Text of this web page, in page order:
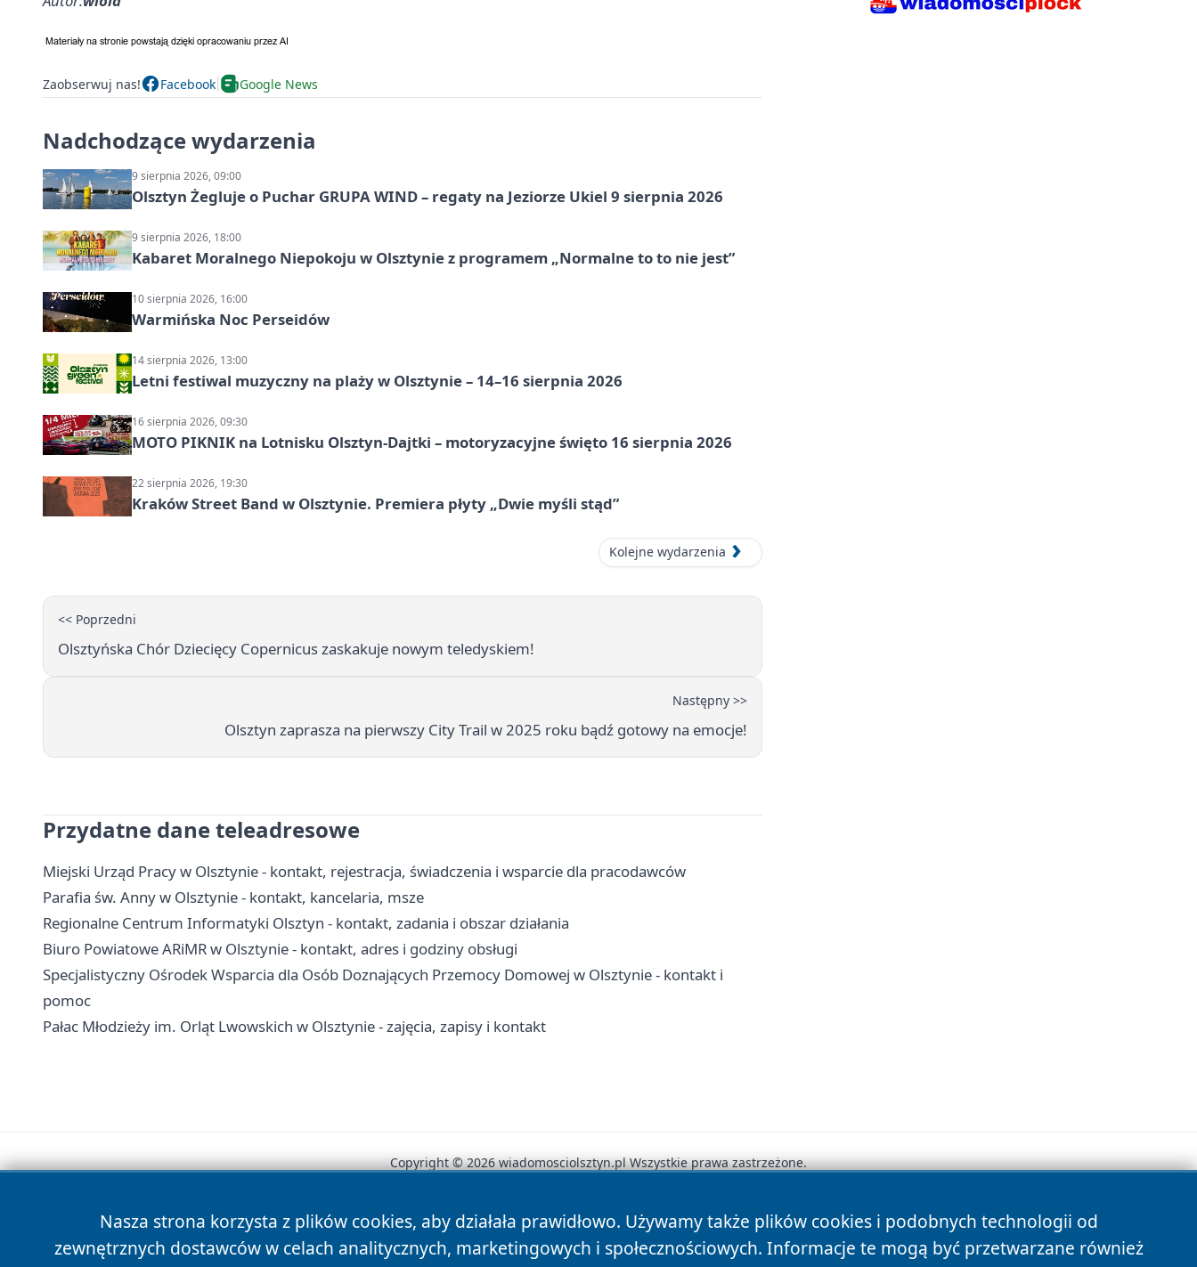
Zaobserwuj nas! Facebook Google News
Nadchodzące wydarzenia
9 sierpnia 2026, 09:00
Olsztyn Żegluje o Puchar GRUPA WIND – regaty na Jeziorze Ukiel 9 sierpnia 2026
9 sierpnia 2026, 18:00
Kabaret Moralnego Niepokoju w Olsztynie z programem „Normalne to to nie jest”
10 sierpnia 2026, 16:00
Warmińska Noc Perseidów
14 sierpnia 2026, 13:00
Letni festiwal muzyczny na plaży w Olsztynie – 14–16 sierpnia 2026
16 sierpnia 2026, 09:30
MOTO PIKNIK na Lotnisku Olsztyn-Dajtki – motoryzacyjne święto 16 sierpnia 2026
22 sierpnia 2026, 19:30
Kraków Street Band w Olsztynie. Premiera płyty „Dwie myśli stąd”
Kolejne wydarzenia
<< Poprzedni
Olsztyńska Chór Dziecięcy Copernicus zaskakuje nowym teledyskiem!
Następny >>
Olsztyn zaprasza na pierwszy City Trail w 2025 roku bądź gotowy na emocje!
Przydatne dane teleadresowe
Miejski Urząd Pracy w Olsztynie - kontakt, rejestracja, świadczenia i wsparcie dla pracodawców
Parafia św. Anny w Olsztynie - kontakt, kancelaria, msze
Regionalne Centrum Informatyki Olsztyn - kontakt, zadania i obszar działania
Biuro Powiatowe ARiMR w Olsztynie - kontakt, adres i godziny obsługi
Specjalistyczny Ośrodek Wsparcia dla Osób Doznających Przemocy Domowej w Olsztynie - kontakt i
pomoc
Pałac Młodzieży im. Orląt Lwowskich w Olsztynie - zajęcia, zapisy i kontakt
Nasza strona korzysta z plików cookies, aby działała prawidłowo. Używamy także plików cookies i podobnych technologii od
zewnętrznych dostawców w celach analitycznych, marketingowych i społecznościowych. Informacje te mogą być przetwarzane również
Copyright © 2026 wiadomosciolsztyn.pl Wszystkie prawa zastrzeżone.
News Autorzy Polityka Prywatności Polityka Cookies